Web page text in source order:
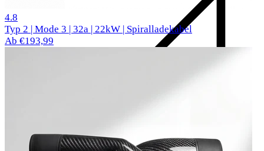
4.8
Typ 2 | Mode 3 | 32a | 22kW | Spiralladekabel
Ab €193,99